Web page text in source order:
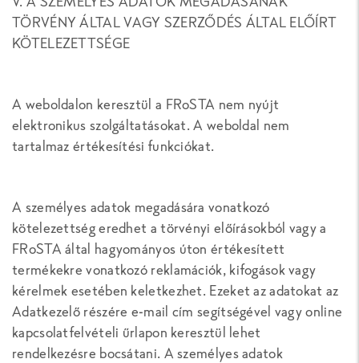
TÖRVÉNY ÁLTAL VAGY SZERZŐDÉS ÁLTAL ELŐÍRT
KÖTELEZETTSÉGE
A weboldalon keresztül a FRoSTA nem nyújt
elektronikus szolgáltatásokat. A weboldal nem
tartalmaz értékesítési funkciókat.
A személyes adatok megadására vonatkozó
kötelezettség eredhet a törvényi előírásokból vagy a
FRoSTA által hagyományos úton értékesített
termékekre vonatkozó reklamációk, kifogások vagy
kérelmek esetében keletkezhet. Ezeket az adatokat az
Adatkezelő részére e-mail cím segítségével vagy online
kapcsolatfelvételi űrlapon keresztül lehet
rendelkezésre bocsátani. A személyes adatok